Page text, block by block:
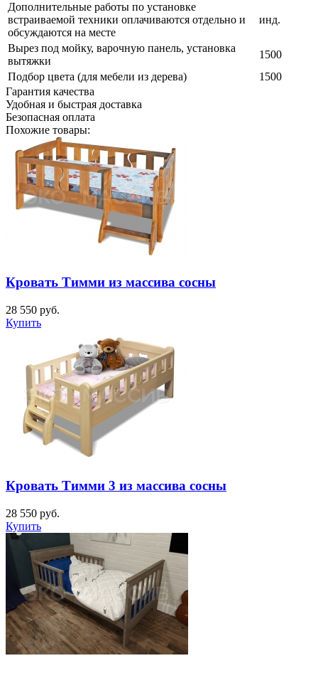
Дополнительные работы по установке
встраиваемой техники оплачиваются отдельно и
обсуждаются на месте
инд.
Вырез под мойку, варочную панель, установка
вытяжки
1500
Подбор цвета (для мебели из дерева)
1500
Гарантия качества
Удобная и быстрая доставка
Безопасная оплата
Похожие товары:
Кровать Тимми из массива сосны
28 550 руб.
Купить
Кровать Тимми 3 из массива сосны
28 550 руб.
Купить